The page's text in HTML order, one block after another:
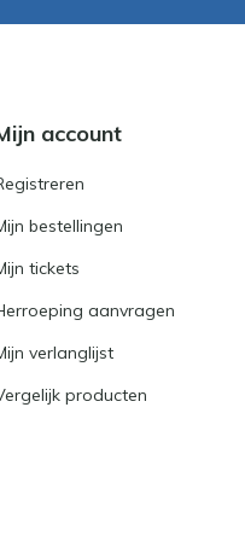
account
bestellingen
tickets
aanvragen
verlanglijst
producten